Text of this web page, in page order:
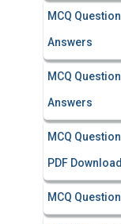
MCQ
Answers
MCQ
Answers
MCQ
PDF
MCQ